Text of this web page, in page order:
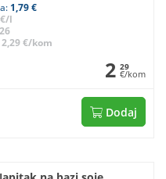
1,79 €
l
2,29 €/kom
2 29
€/kom
Dodaj